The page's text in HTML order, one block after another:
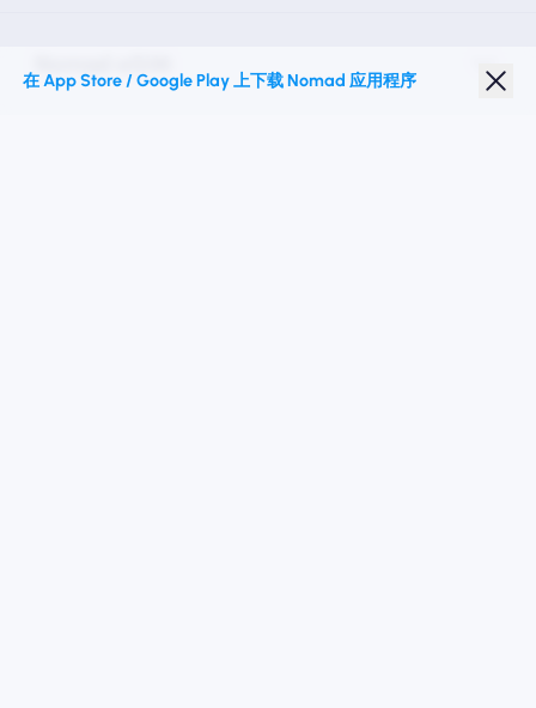
在 App Store / Google Play 上下载 Nomad 应用程序